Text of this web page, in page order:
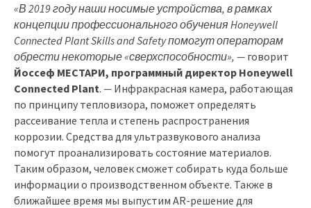
«В 2019 году наши носимые устройства, в рамках
концепции профессионального обучения Honeywell
Connected Plant Skills and Safety помогут операторам
обрести некоторые «сверхспособности», — говорит
Йоссеф МЕСТАРИ, программный директор Honeywell
Connected Plant. — Инфракрасная камера, работающая
по принципу тепловизора, поможет определять
рассеивание тепла и степень распространения
коррозии. Средства для ультразвукового анализа
помогут проанализировать состояние материалов.
Таким образом, человек сможет собирать куда больше
информации о производственном объекте. Также в
ближайшее время мы выпустим AR-решение для